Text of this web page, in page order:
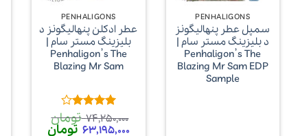
PENHALIGONS
سمپل عطر پنهالیگونز
د بلیزینگ مستر سام |
Penhaligon’s The
Blazing Mr Sam EDP
Sample
PENHALIGONS
عطر ادکلن پنهالیگونز د
بلیزینگ مستر سام |
Penhaligon’s The
Blazing Mr Sam
امتیاز4
از 5
74,250,000 تومان
قیمت
63,195,000 تومان